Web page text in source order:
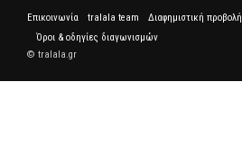
Επικοινωνία tralala team Διαφημιστική προβολή
Όροι & οδηγίες διαγωνισμών
© tralala.gr